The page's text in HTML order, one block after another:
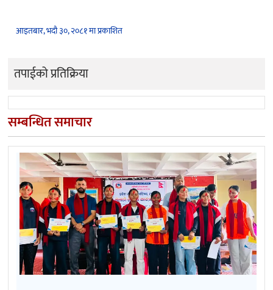
आइतबार, भदौ ३०, २०८१ मा प्रकाशित
तपाईको प्रतिक्रिया
सम्बन्धित समाचार